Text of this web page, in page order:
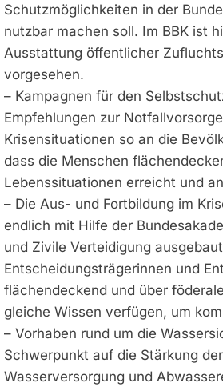
Schutzmöglichkeiten in der
nutzbar machen soll. Im BBK ist
Ausstattung öffentlicher
vorgesehen.
– Kampagnen für den
Empfehlungen zur
Krisensituationen so an die
dass die Menschen
Lebenssituationen erreicht und
– Die Aus- und Fortbildung im
endlich mit Hilfe der
und Zivile Verteidigung
Entscheidungsträgerinnen und
flächendeckend und über
gleiche Wissen verfügen, um
– Vorhaben rund um die
Schwerpunkt auf die Stärkung
Wasserversorgung und